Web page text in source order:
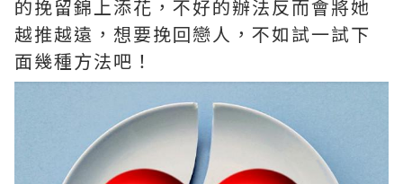
的挽留錦上添花，不好的辦法反而會將她
越推越遠，想要挽回戀人，不如試一試下
面幾種方法吧！